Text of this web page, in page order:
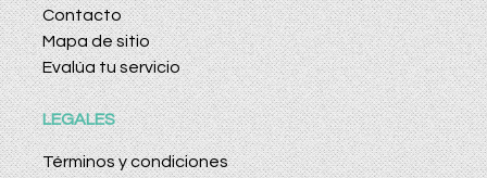
Contacto
Mapa de sitio
Evalúa tu servicio
LEGALES
Términos y condiciones